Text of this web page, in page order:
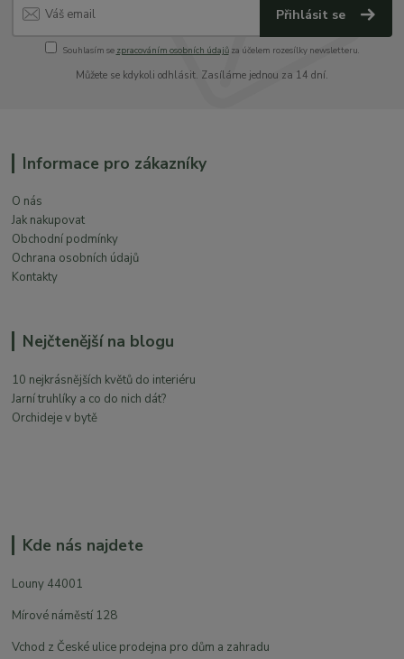
Přihlásit se
Souhlasím se zpracováním osobních údajůza účelem rozesílky newsletteru.
Můžete se kdykoli odhlásit. Zasíláme jednou za 14 dní.
Informace pro zákazníky
O nás
Jak nakupovat
Obchodní podmínky
Ochrana osobních údajů
Kontakty
Nejčtenější na blogu
10 nejkrásnějších květů do interiéru
Jarní truhlíky a co do nich dát?
Orchideje v bytě
Kde nás najdete
Louny 44001
Mírové náměstí 128
Vchod z České ulice prodejna pro dům a zahradu